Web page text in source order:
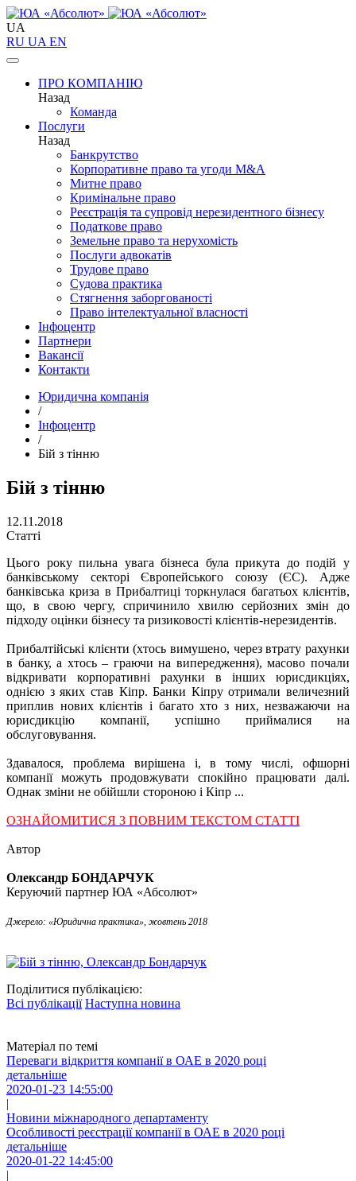
UA
RU UA EN
ПРО КОМПАНІЮ
Назад
Команда
Послуги
Назад
Банкрутство
Корпоративне право та угоди M&A
Митне право
Кримінальне право
Реєстрація та супровід нерезидентного бізнесу
Податкове право
Земельне право та нерухомість
Послуги адвокатів
Трудове право
Судова практика
Стягнення заборгованості
Право інтелектуальної власності
Інфоцентр
Партнери
Вакансії
Контакти
Юридична компанія
/
Інфоцентр
/
Бій з тінню
Бій з тінню
12.11.2018
Статті
Цього року пильна увага бізнеса була прикута до подій у
банківському секторі Європейського союзу (ЄС). Адже
банківська криза в Прибалтиці торкнулася багатьох клієнтів,
що, в свою чергу, спричинило хвилю серйозних змін до
підходу оцінки бізнесу та ризиковості клієнтів-нерезидентів.
Прибалтійські клієнти (хтось вимушено, через втрату рахунки
в банку, а хтось – граючи на випередження), масово почали
відкривати корпоративні рахунки в інших юрисдикціях,
однією з яких став Кіпр. Банки Кіпру отримали величезний
приплив нових клієнтів і багато хто з них, незважаючи на
юрисдикцію компанії, успішно приймалися на
обслуговування.
Здавалося, проблема вирішена і, в тому числі, офшорні
компанії можуть продовжувати спокійно працювати далі.
Однак зміни не обійшли стороною і Кіпр ...
ОЗНАЙОМИТИСЯ З ПОВНИМ ТЕКСТОМ СТАТТІ
Автор
Олександр БОНДАРЧУК
Керуючий партнер ЮА «Абсолют»
Джерело: «Юридична практика», жовтень 2018
Поділитися публікацією:
Всі публікації Наступна новина
Матеріал по темі
Переваги відкриття компанії в ОАЕ в 2020 році
детальніше
2020-01-23 14:55:00
|
Новини міжнародного департаменту
Особливості реєстрації компанії в ОАЕ в 2020 році
детальніше
2020-01-22 14:45:00
|